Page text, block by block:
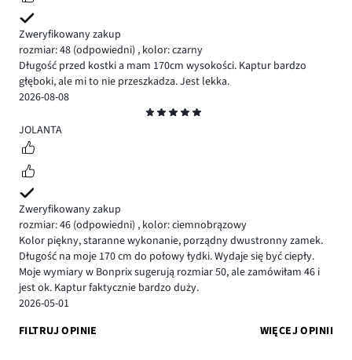
Zweryfikowany zakup
rozmiar: 48 (odpowiedni) , kolor: czarny
Długość przed kostki a mam 170cm wysokości. Kaptur bardzo
głęboki, ale mi to nie przeszkadza. Jest lekka.
2026-08-08
5
JOLANTA
Zweryfikowany zakup
rozmiar: 46 (odpowiedni) , kolor: ciemnobrązowy
Kolor piękny, staranne wykonanie, porządny dwustronny zamek.
Długość na moje 170 cm do połowy łydki. Wydaje się być ciepły.
Moje wymiary w Bonprix sugerują rozmiar 50, ale zamówiłam 46 i
jest ok. Kaptur faktycznie bardzo duży.
2026-05-01
FILTRUJ OPINIE
WIĘCEJ OPINII